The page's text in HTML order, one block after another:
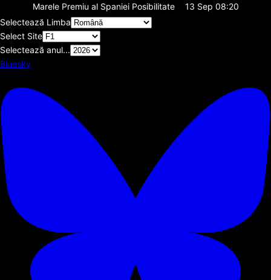
Marele Premiu al Spaniei Posibilitate 13 Sep 08:20
Selectează Limba
Select Site
Selectează anul...
Bluesky